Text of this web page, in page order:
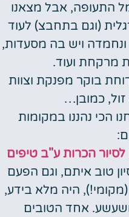
התעופה, אבל מצאנו
(וגם בתחבצ) לעוד
ויש בה מסעדות,
מרקחת ועוד.
בוקר מפנקת וצוות
כמובן…
הכי נהננו במקומות
לסיור הכרות ע"ב טיפים
טוב איתם, וגם הפעם
היה מלא בידע,
אחד הטובים